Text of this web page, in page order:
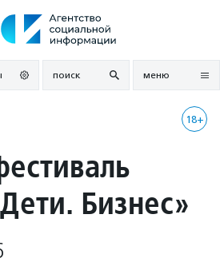
поиск меню
18+
Бизнес»